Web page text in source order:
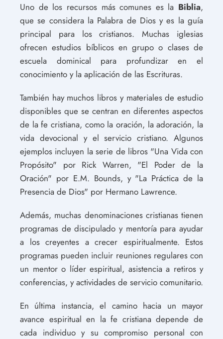
Uno de los recursos más comunes es la Biblia,
que se considera la Palabra de Dios y es la guía
principal para los cristianos. Muchas iglesias
ofrecen estudios bíblicos en grupo o clases de
escuela dominical para profundizar en el
conocimiento y la aplicación de las Escrituras.
También hay muchos libros y materiales de estudio
disponibles que se centran en diferentes aspectos
de la fe cristiana, como la oración, la adoración, la
vida devocional y el servicio cristiano. Algunos
ejemplos incluyen la serie de libros "Una Vida con
Propósito" por Rick Warren, "El Poder de la
Oración" por E.M. Bounds, y "La Práctica de la
Presencia de Dios" por Hermano Lawrence.
Además, muchas denominaciones cristianas tienen
programas de discipulado y mentoría para ayudar
a los creyentes a crecer espiritualmente. Estos
programas pueden incluir reuniones regulares con
un mentor o líder espiritual, asistencia a retiros y
conferencias, y actividades de servicio comunitario.
En última instancia, el camino hacia un mayor
avance espiritual en la fe cristiana depende de
cada individuo y su compromiso personal con